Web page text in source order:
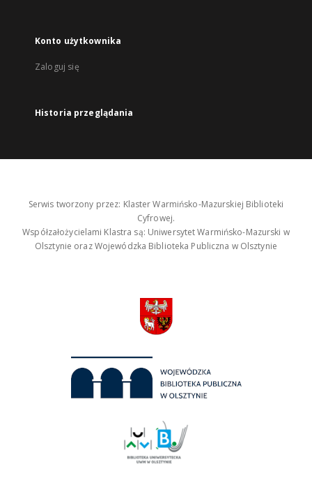
Konto użytkownika
Zaloguj się
Historia przeglądania
Serwis tworzony przez: Klaster Warmińsko-Mazurskiej Biblioteki
Cyfrowej.
Współzałożycielami Klastra są: Uniwersytet Warmińsko-Mazurski w
Olsztynie oraz Wojewódzka Biblioteka Publiczna w Olsztynie